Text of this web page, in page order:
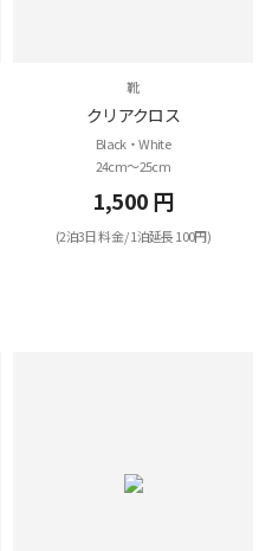
靴
クリアクロス
Black・White
24cm～25cm
1,500 円
(2泊3日 料金 / 1泊延長 100円)